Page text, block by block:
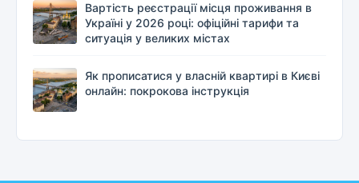
Вартість реєстрації місця проживання в
Україні у 2026 році: офіційні тарифи та
ситуація у великих містах
Як прописатися у власній квартирі в Києві
онлайн: покрокова інструкція